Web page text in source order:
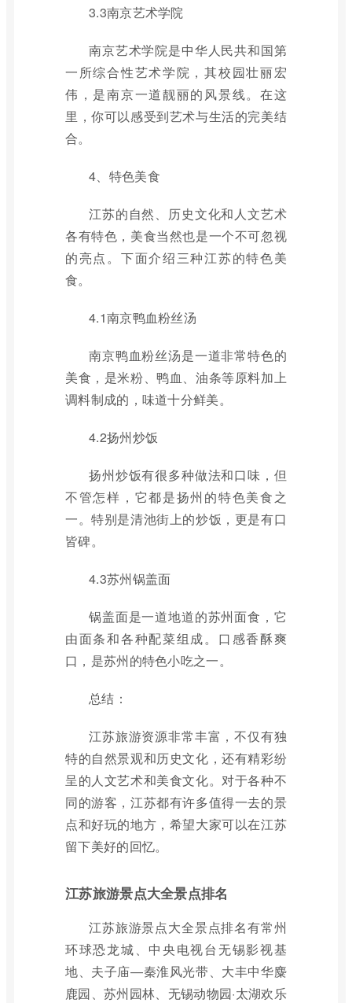
3.3南京艺术学院
南京艺术学院是中华人民共和国第
一所综合性艺术学院，其校园壮丽宏
伟，是南京一道靓丽的风景线。在这
里，你可以感受到艺术与生活的完美结
合。
4、特色美食
江苏的自然、历史文化和人文艺术
各有特色，美食当然也是一个不可忽视
的亮点。下面介绍三种江苏的特色美
食。
4.1南京鸭血粉丝汤
南京鸭血粉丝汤是一道非常特色的
美食，是米粉、鸭血、油条等原料加上
调料制成的，味道十分鲜美。
4.2扬州炒饭
扬州炒饭有很多种做法和口味，但
不管怎样，它都是扬州的特色美食之
一。特别是清池街上的炒饭，更是有口
皆碑。
4.3苏州锅盖面
锅盖面是一道地道的苏州面食，它
由面条和各种配菜组成。口感香酥爽
口，是苏州的特色小吃之一。
总结：
江苏旅游资源非常丰富，不仅有独
特的自然景观和历史文化，还有精彩纷
呈的人文艺术和美食文化。对于各种不
同的游客，江苏都有许多值得一去的景
点和好玩的地方，希望大家可以在江苏
留下美好的回忆。
江苏旅游景点大全景点排名
江苏旅游景点大全景点排名有常州
环球恐龙城、中央电视台无锡影视基
地、夫子庙—秦淮风光带、大丰中华麋
鹿园、苏州园林、无锡动物园·太湖欢乐